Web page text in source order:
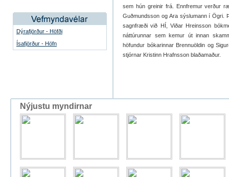
Dýrafjörður - Höfði
Ísafjörður - Höfn
sem hún greinir frá. Ennfremur verður
Guðmundsson og Ara sýslumann í
sagnfræði við HÍ, Viðar Hreinsson
náttúrunnar sem kemur út innan
höfundur bókarinnar Brennuöldin og
stjórnar Kristinn Hrafnsson blaðamaður.
Nýjustu myndirnar